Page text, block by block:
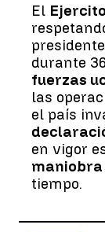
El
durante
fuerzas
las
el país
en vigor
tiempo.